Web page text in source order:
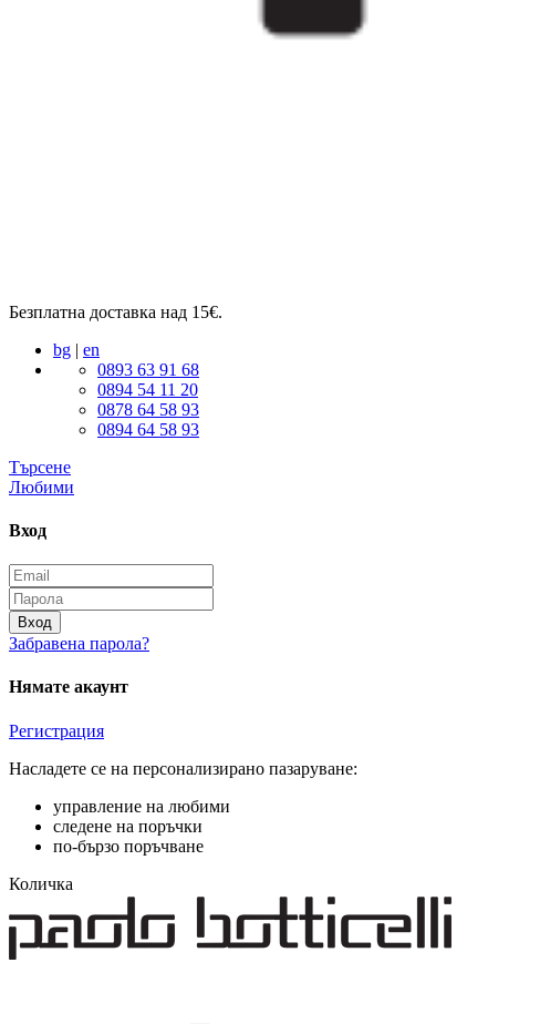
Безплатна доставка над 15€.
bg | en
0893 63 91 68
0894 54 11 20
0878 64 58 93
0894 64 58 93
Търсене
Любими
Вход
Вход
Забравена парола?
Нямате акаунт
Регистрация
Насладете се на персонализирано пазаруване:
управление на любими
следене на поръчки
по-бързо поръчване
Количка